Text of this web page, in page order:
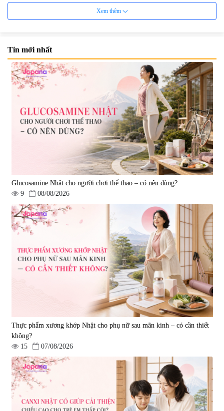
Viên uống cải thiện nội tiết tố nữ
60 viên
|10.560
739.350 đ 795.000 đ
Viên uống hỗ trợ dưỡng thận và
sinh lý nam Waki Kidney &
Men`s 180 viên - Date 09/2027
|4.899
1.850.000 đ
Viên uống hỗ trợ tăng cường
sinh lý nam Testosterone Welson
|10.400
739.350 đ 795.000 đ
Viên uống đông trùng hạ thảo hỗ
trợ tăng cường sinh lực
Tohchukasou Premium Yo
Group 180 viên - Date 08/2027
33.654
2.500.000 đ
Combo 2 Viên uống tăng cường
sinh lực nam giới Smart Power
120 viên
3.160.000 đ
Xem thêm
Tin mới nhất
Glucosamine Nhật cho người chơi thể thao – có nên dùng?
9
08/08/2026
Thực phẩm xương khớp Nhật cho phụ nữ sau mãn kinh – có cần thiết
không?
15
07/08/2026